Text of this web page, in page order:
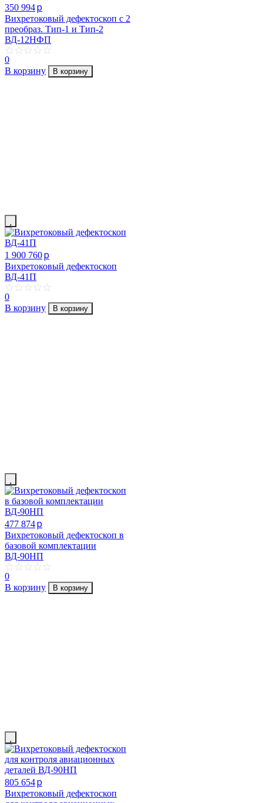
350 994p
Вихретоковый дефектоскоп с 2
преобраз. Тип-1 и Тип-2
ВД-12НФП
0
В корзину
В корзину
1 900 760p
Вихретоковый дефектоскоп
ВД-41П
0
В корзину
В корзину
477 874p
Вихретоковый дефектоскоп в
базовой комплектации
ВД-90НП
0
В корзину
В корзину
805 654p
Вихретоковый дефектоскоп